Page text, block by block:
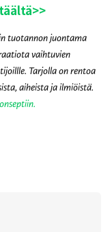
tuotannon juontama
vaihtuvien
Tarjolla on rentoa
aiheista ja ilmiöistä.